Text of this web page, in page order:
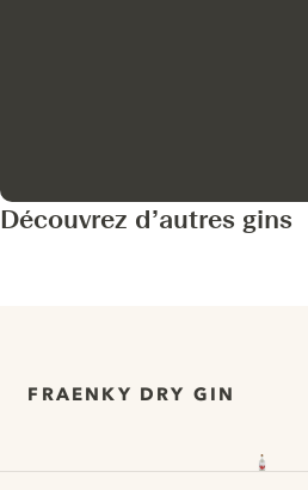
Découvrez d’autres gins
FRAENKY DRY GIN